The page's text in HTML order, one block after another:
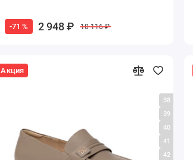
-71 % 2 948 ₽ 10 116 ₽
Акция
38
39
40
41
42